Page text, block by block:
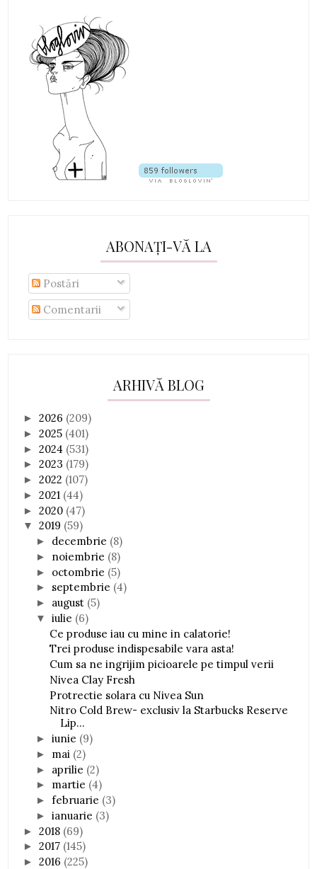
ABONAȚI-VĂ LA
Postări
Comentarii
ARHIVĂ BLOG
►2026 (209)
►2025 (401)
►2024 (531)
►2023 (179)
►2022 (107)
►2021 (44)
►2020 (47)
▼2019 (59)
► decembrie (8)
► noiembrie (8)
► octombrie (5)
► septembrie (4)
► august (5)
▼iulie (6)
Ce produse iau cu mine in calatorie!
Trei produse indispesabile vara asta!
Cum sa ne ingrijim picioarele pe timpul verii
Nivea Clay Fresh
Protrectie solara cu Nivea Sun
Nitro Cold Brew- exclusiv la Starbucks Reserve
Lip...
►iunie (9)
► mai (2)
► aprilie (2)
► martie (4)
►februarie (3)
►ianuarie (3)
►2018 (69)
►2017 (145)
►2016 (225)